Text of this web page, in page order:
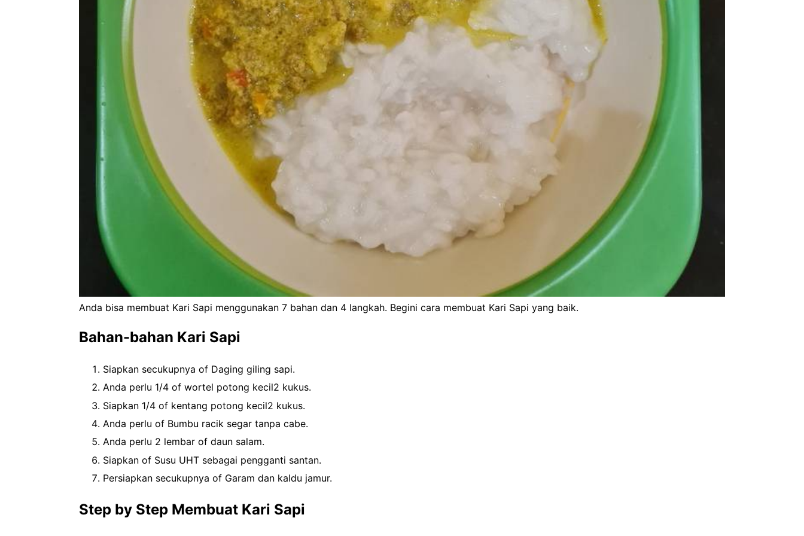
Anda bisa membuat Kari Sapi menggunakan 7 bahan dan 4 langkah. Begini cara membuat Kari Sapi yang baik.
Bahan-bahan Kari Sapi
Siapkan secukupnya of Daging giling sapi.
Anda perlu 1/4 of wortel potong kecil2 kukus.
Siapkan 1/4 of kentang potong kecil2 kukus.
Anda perlu of Bumbu racik segar tanpa cabe.
Anda perlu 2 lembar of daun salam.
Siapkan of Susu UHT sebagai pengganti santan.
Persiapkan secukupnya of Garam dan kaldu jamur.
Step by Step Membuat Kari Sapi